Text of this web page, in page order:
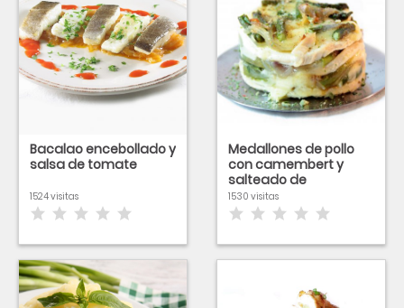
Bacalao encebollado y
salsa de tomate
1524 visitas
Medallones de pollo
con camembert y
salteado de
espárragos trigueros
1530 visitas